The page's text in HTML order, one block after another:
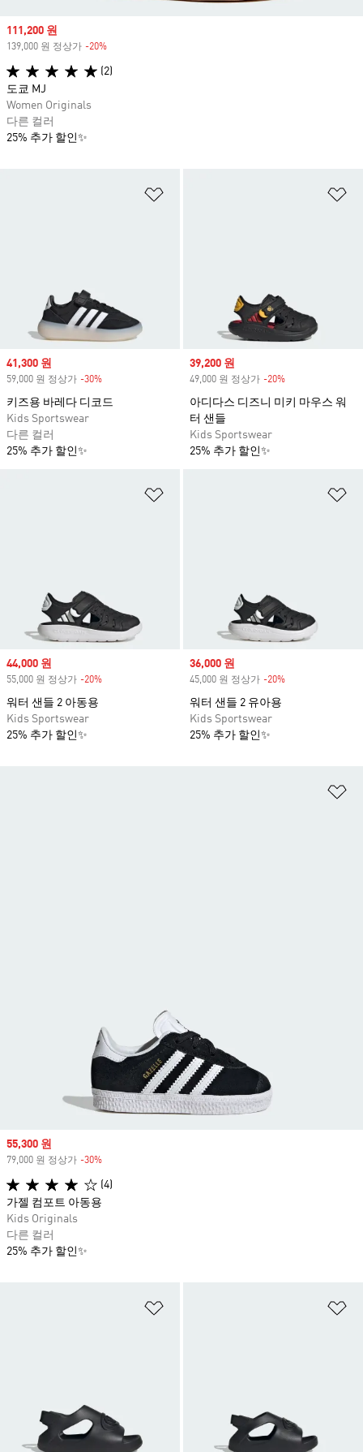
Sale price
41,300 원
59,000 원 정상가 -30%
키즈용 바레다 디코드
Kids Sportswear
다른 컬러
25% 추가 할인✨
Sale price
39,200 원
49,000 원 정상가 -20%
아디다스 디즈니 미키 마우스 워
터 샌들
Kids Sportswear
25% 추가 할인✨
Sale price
44,000 원
55,000 원 정상가 -20%
워터 샌들 2 아동용
Kids Sportswear
25% 추가 할인✨
Sale price
36,000 원
45,000 원 정상가 -20%
워터 샌들 2 유아용
Kids Sportswear
25% 추가 할인✨
Sale price
111,200 원
139,000 원 정상가 -20%
(2)
도쿄 MJ
Women Originals
다른 컬러
25% 추가 할인✨
Sale price
55,300 원
79,000 원 정상가 -30%
(4)
가젤 컴포트 아동용
Kids Originals
다른 컬러
25% 추가 할인✨